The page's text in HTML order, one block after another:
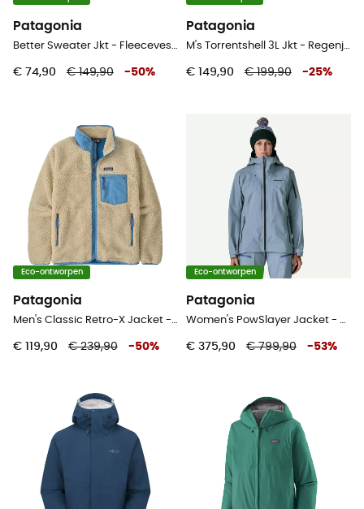
Patagonia
Better Sweater Jkt - Fleecevest - Dames
€ 74,90 € 149,90 -50%
Patagonia
M's Torrentshell 3L Jkt - Regenjack - Heren
€ 149,90 € 199,90 -25%
Eco-ontworpen
Patagonia
Men's Classic Retro-X Jacket - Fleecevest - Heren
€ 119,90 € 239,90 -50%
Eco-ontworpen
Patagonia
Women's PowSlayer Jacket - Ski-jas - Dames
€ 375,90 € 799,90 -53%